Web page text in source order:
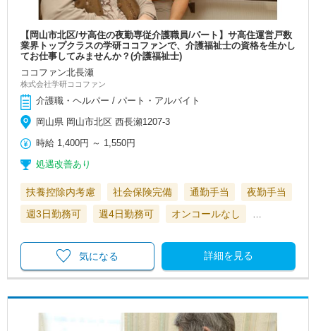
【岡山市北区/サ高住の夜勤専従介護職員/パート】サ高住運営戸数
業界トップクラスの学研ココファンで、介護福祉士の資格を生かし
てお仕事してみませんか？(介護福祉士)
ココファン北長瀬
株式会社学研ココファン
介護職・ヘルパー / パート・アルバイト
岡山県 岡山市北区 西長瀬1207-3
時給 1,400円 ～ 1,550円
処遇改善あり
扶養控除内考慮 社会保険完備 通勤手当
夜勤手当
週3日勤務可
週4日勤務可 オンコールなし
詳細を見る
気になる